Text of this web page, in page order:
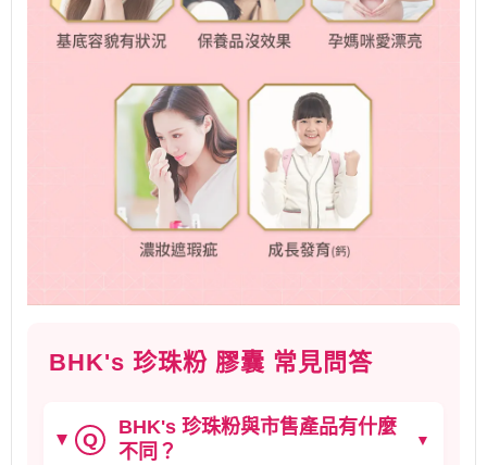
BHK's 珍珠粉 膠囊 常見問答
Q
BHK's 珍珠粉與市售產品有什麼
不同？
▼